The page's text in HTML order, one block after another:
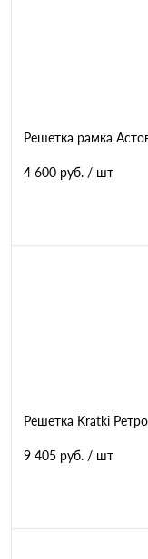
Решетка рамка
4 600 руб. / шт
Решетка Kratki
9 405 руб. / шт